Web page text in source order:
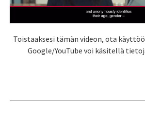
Toistaaksesi tämän videon, ota
Google/YouTube voi käsitellä